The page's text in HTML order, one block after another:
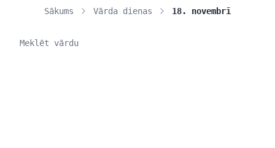
Sākums Vārda dienas 18. novembrī